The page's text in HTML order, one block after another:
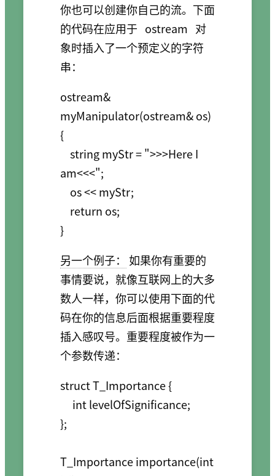
你也可以创建你自己的流。下面
的代码在应用于 ostream 对
象时插入了一个预定义的字符
串：
ostream&
myManipulator(ostream& os)
{
    string myStr = ">>>Here I
am<<<";
    os << myStr;
    return os;
另一个例子：
如果你有重要的
事情要说，就像互联网上的大多
数人一样，你可以使用下面的代
码在你的信息后面根据重要程度
插入感叹号。重要程度被作为一
个参数传递：
struct T_Importance {
     int levelOfSignificance;
};
T_Importance importance(int